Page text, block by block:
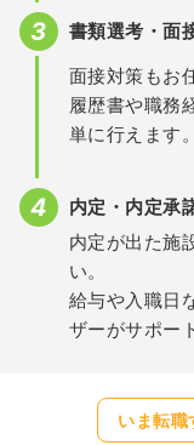
書類選考・面
面接対策もお
履歴書や職務
単に行えます。
内定・内定承
内定が出た施
い。
給与や入職日
ザーがサポー
いま転職